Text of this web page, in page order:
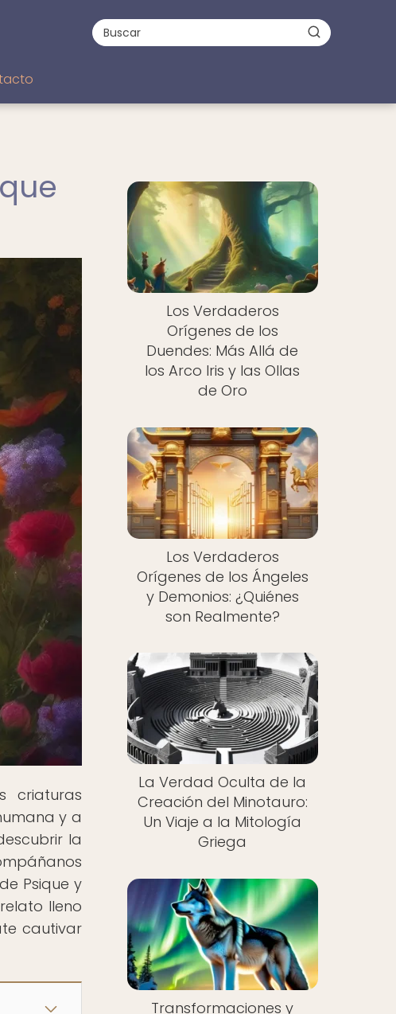
criaturas
y a
la
Psique y
lleno
cautivar
Los Verdaderos
Orígenes de los
Duendes: Más Allá de
los Arco Iris y las Ollas
de Oro
Los Verdaderos
Orígenes de los Ángeles
y Demonios: ¿Quiénes
son Realmente?
La Verdad Oculta de la
Creación del Minotauro:
Un Viaje a la Mitología
Griega
Transformaciones y